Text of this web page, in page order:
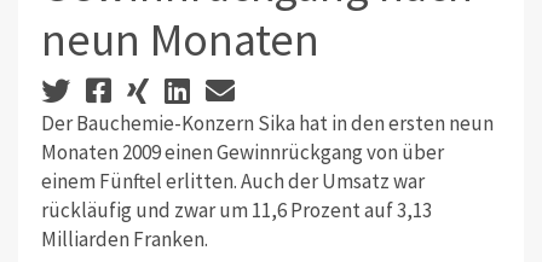
neun Monaten
Der Bauchemie-Konzern Sika hat in den ersten neun
Monaten 2009 einen Gewinnrückgang von über
einem Fünftel erlitten. Auch der Umsatz war
rückläufig und zwar um 11,6 Prozent auf 3,13
Milliarden Franken.